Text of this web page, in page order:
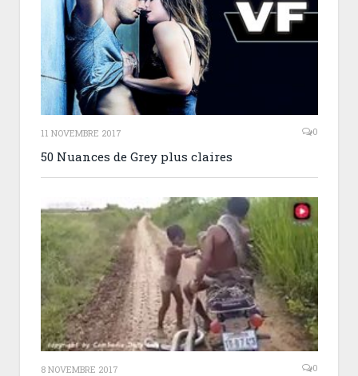
11 NOVEMBRE 2017 0
50 Nuances de Grey plus claires
8 NOVEMBRE 2017 0